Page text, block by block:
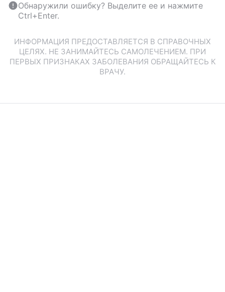
Обнаружили ошибку? Выделите ее и нажмите
Ctrl+Enter.
ИНФОРМАЦИЯ ПРЕДОСТАВЛЯЕТСЯ В СПРАВОЧНЫХ
ЦЕЛЯХ. НЕ ЗАНИМАЙТЕСЬ САМОЛЕЧЕНИЕМ. ПРИ
ПЕРВЫХ ПРИЗНАКАХ ЗАБОЛЕВАНИЯ ОБРАЩАЙТЕСЬ К
ВРАЧУ.